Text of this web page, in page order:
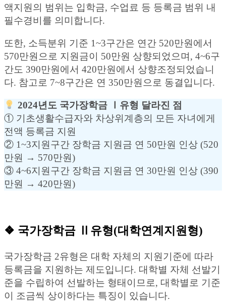
액지원의 범위는 입학금, 수업료 등 등록금 범위 내
필수경비를 의미합니다.
또한, 소득분위 기준 1~3구간은 연간 520만원에서
570만원으로 지원금이 50만원 상향되었으며, 4~6구
간도 390만원에서 420만원에서 상향조정되었습니
다. 참고로 7~8구간은 연 350만원으로 동결입니다.
2024년도 국가장학금 Ⅰ유형 달라진 점
① 기초생활수급자와 차상위계층의 모든 자녀에게
전액 등록금 지원
② 1~3지원구간 장학금 지원금 연 50만원 인상 (520
만원 → 570만원)
③ 4~6지원구간 장학금 지원금 연 30만원 인상 (390
만원 → 420만원)
❖ 국가장학금 Ⅱ유형(대학연계지원형)
국가장학금 2유형은 대학 자체의 지원기준에 따라
등록금을 지원하는 제도입니다. 대학별 자체 선발기
준을 수립하여 선발하는 형태이므로, 대학별로 기준
이 조금씩 상이하다는 특징이 있습니다.